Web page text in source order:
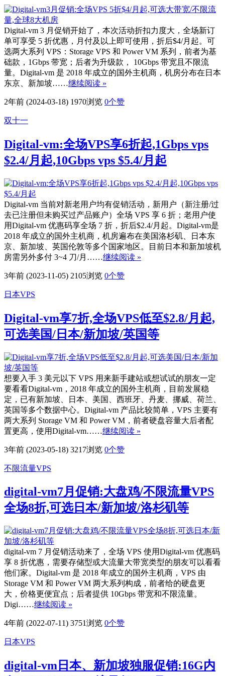
Digital-vm 3 月促销开始了，本次活动折扣力度大，全场新订
单可享受 5 折优惠，月付及以上即可使用，折后$4/月起。可
选两大系列 VPS：Storage VPS 和 Power VM 系列，前者为基
础款，1Gbps 带宽；后者为升级款， 10Gbps 带宽且不限流
量。Digital-vm 是 2018 年成立的国外主机商，机房分布在日本
东京、新加坡……继续阅读 »
2年前 (2024-03-18) 1970浏览 0个赞
双十一
Digital-vm:全场VPS享6折起,1Gbps vps
$2.4/月起,10Gbps vps $5.4/月起
Digital-vm 当前对新老用户均有促销活动，新用户（新注册/过
去已注册但未购买过产品账户）全场 VPS 享 6 折；老用户使
用Digital-vm 优惠码享全场 7 折，折后$2.4/月起。Digital-vm是
2018 年成立的国外主机商，机房遍布在美国洛杉矶、日本东
京、新加坡、英国伦敦等多个国家地区。目前日本和新加坡机
房需另外多付 3~4 刀/月……继续阅读 »
3年前 (2023-11-05) 2105浏览 0个赞
日本VPS
Digital-vm享7折,全场VPS低至$2.8/月起,
可选美国/日本/新加坡/英国等
想要入手 3 美元以下 VPS 用来新手建站或想试试的朋友一定
要看看Digital-vm，2018 年成立的国外主机商，目前发展稳
定，已有新加坡、日本、美国、西班牙、丹麦、挪威、荷兰、
英国等多个数据中心。Digital-vm 产品比较简单，VPS 主要有
两大系列 Storage VM 和 Power VM，前者硬盘容量大后者配
置更高，使用Digital-vm……继续阅读 »
3年前 (2023-05-18) 3217浏览 0个赞
不限流量VPS
digital-vm7月促销:大盘鸡/不限流量VPS
全场8折,可选日本/新加坡/洛杉矶等
digital-vm 7 月促销活动来了，全场 VPS 使用Digital-vm 优惠码
享 8 折优惠，需要存储型或大流量大带宽类型的朋友可以看看
他们家。Digital-vm 是 2018 年成立的国外主机商，VPS 由
Storage VM 和 Power VM 两大系列构成，前者给的硬盘更
大，价格更便宜点；后者提供 10Gbps 带宽和不限流量。
Digi……继续阅读 »
4年前 (2022-07-11) 3751浏览 0个赞
日本VPS
digital-vm日本、新加坡独服促销:16G内